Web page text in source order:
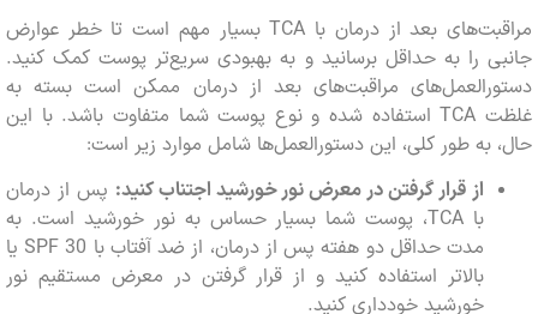
مراقبت‌های بعد از درمان با TCA بسیار مهم است تا خطر عوارض
را به حداقل برسانید و به بهبودی سریع‌تر پوست کمک کنید.
مراقبت‌های بعد از درمان ممکن است بسته به
غلظت TCA استفاده شده و نوع پوست شما متفاوت باشد. با این
طور کلی، این دستورالعمل‌ها شامل موارد زیر است:
از قرار گرفتن در معرض نور خورشید اجتناب کنید:پس از درمان
با TCA، پوست شما بسیار حساس به نور خورشید است. به
مدت حداقل دو هفته پس از درمان، از ضد آفتاب با SPF 30 یا
بالاتر استفاده کنید و از قرار گرفتن در معرض مستقیم نور
خورشید خودداری کنید.